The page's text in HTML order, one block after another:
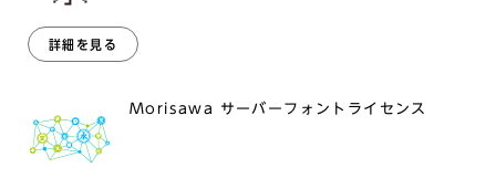
詳細を見る
Morisawa サーバーフォントライセンス